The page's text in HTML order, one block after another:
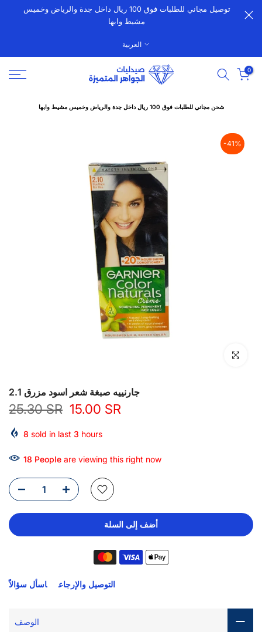
الانتقالتوصيل مجاني للطلبات فوق 100 ريال داخل جدة والرياض وخميس
مشيط وابها
العربية
0
شحن مجاني للطلبات فوق 100 ريال داخل جدة والرياض وخميس مشيط وابها
-41%
انقر للتكبير
جارنييه صبغة شعر اسود مزرق 2.1
25.30 SR 15.00 SR
8 sold in last 3 hours
18 People are viewing this right now
أضف إلى السلة
التوصيل والإرجاع اسأل سؤالاً
الوصف